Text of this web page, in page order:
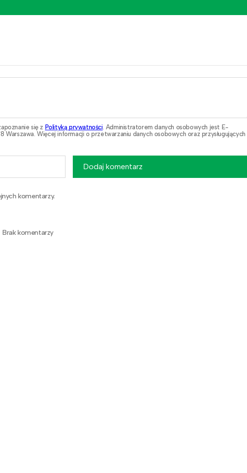
się z Polityką prywatności . Administratorem danych osobowych jest E-
Więcej informacji o przetwarzaniu danych osobowych oraz przysługujących
komentarzy.
Dodaj komentarz
Brak komentarzy